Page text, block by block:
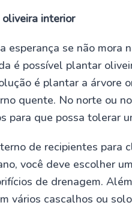
interior
esperança se não
é possível plantar
é plantar a árvore
quente. No norte ou
para que possa tolerar
de recipientes para
você deve escolher
de drenagem.
vários cascalhos ou